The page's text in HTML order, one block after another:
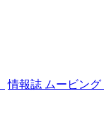
情報誌 ムービン